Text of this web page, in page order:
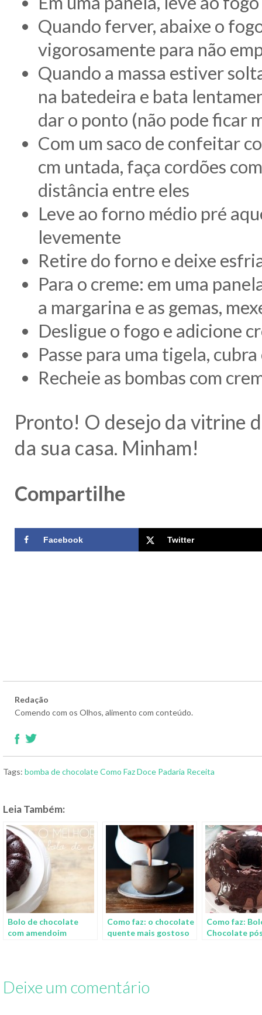
Quando ferver, abaixe o
vigorosamente para não
Quando a massa estiver
na batedeira e bata
dar o ponto (não pode ficar
Com um saco de confeitar
cm untada, faça cordões
distância entre eles
Leve ao forno médio pré
levemente
Retire do forno e deixe
Para o creme: em uma
a margarina e as gemas,
Desligue o fogo e adicione
Passe para uma tigela,
Recheie as bombas com
Pronto! O desejo da vitrine
da sua casa. Minham!
Compartilhe
Facebook Twitter
Redação
Comendo com os Olhos, alimento com conteúdo.
Tags: bomba de chocolateComo FazDoce Padaria Receita
Leia Também:
Bolo de chocolate
com amendoim
Como faz: o chocolate
quente mais gostoso
Como faz:
Chocolate
Deixe um comentário